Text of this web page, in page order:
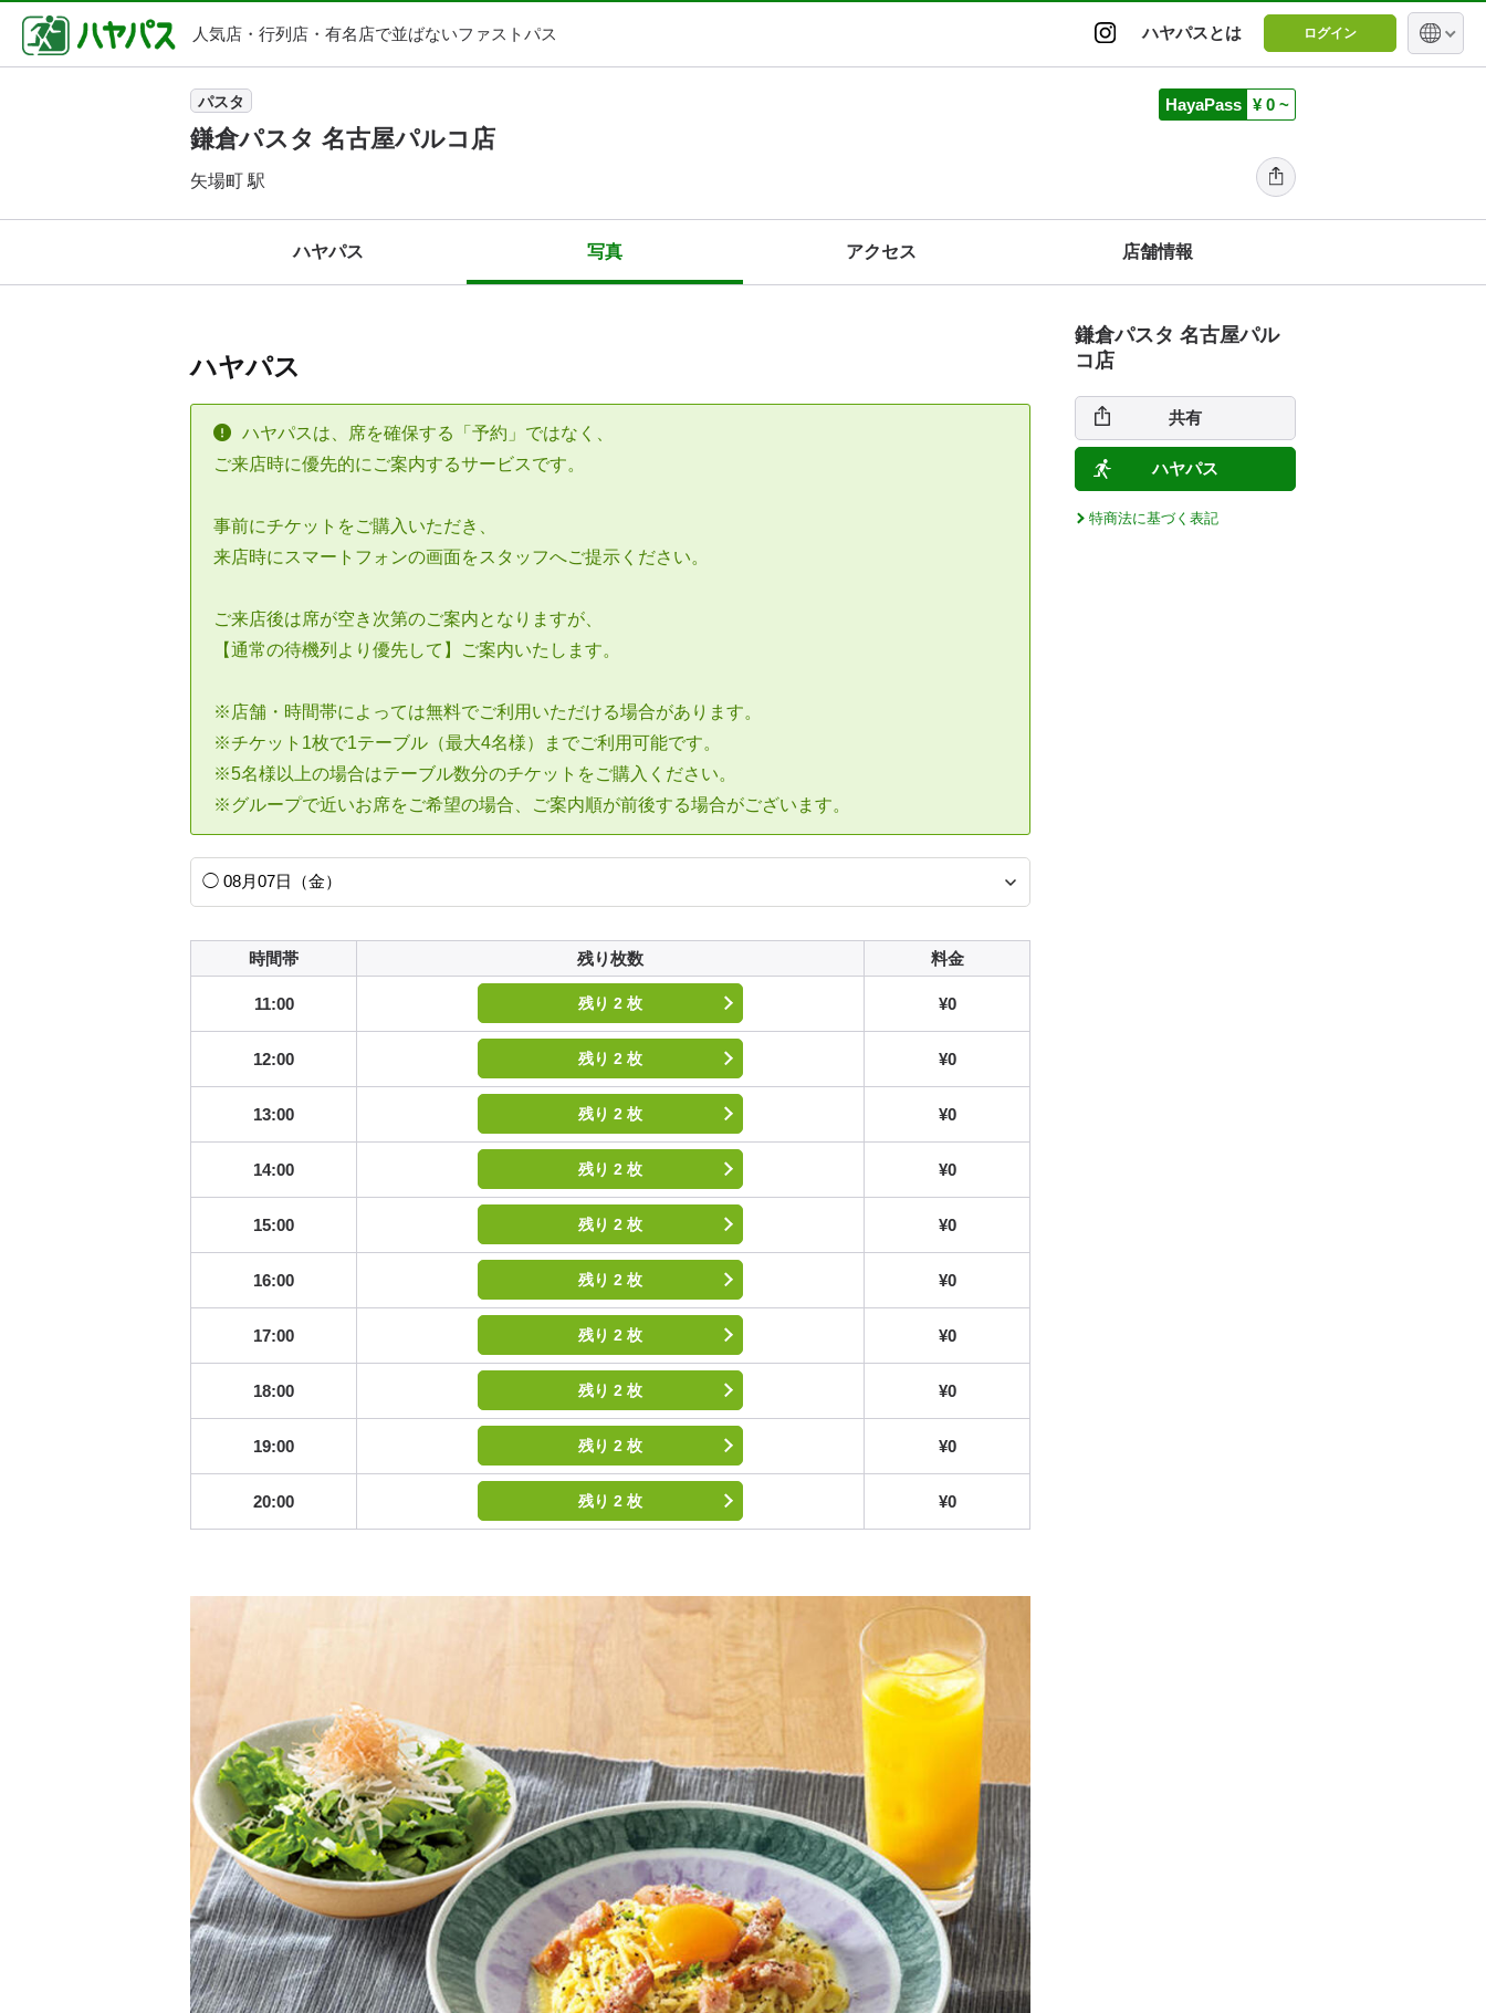
人気店・行列店・ 有名店で並ばないファストパス ハヤパスとは ログイン
パスタ
鎌倉パスタ 名古屋パルコ店
矢場町 駅
HayaPass ¥ 0 ~
ハヤパス 写真 アクセス 店舗情報
ハヤパス
ハヤパスは、席を確保する「予約」ではなく、
ご来店時に優先的にご案内するサービスです。
事前にチケットをご購入いただき、
来店時にスマートフォンの画面をスタッフへご提示ください。
ご来店後は席が空き次第のご案内となりますが、
【通常の待機列より優先して】ご案内いたします。
※店舗・時間帯によっては無料でご利用いただける場合があります。
※チケット1枚で1テーブル（最大4名様）までご利用可能です。
※5名様以上の場合はテーブル数分のチケットをご購入ください。
※グループで近いお席をご希望の場合、ご案内順が前後する場合がございます。
時間帯 残り枚数 料金
11:00 残り 2 枚 ¥0
12:00 残り 2 枚 ¥0
13:00 残り 2 枚 ¥0
14:00 残り 2 枚 ¥0
15:00 残り 2 枚 ¥0
16:00 残り 2 枚 ¥0
17:00 残り 2 枚 ¥0
18:00 残り 2 枚 ¥0
19:00 残り 2 枚 ¥0
20:00 残り 2 枚 ¥0
鎌倉パスタ 名古屋パル
コ店
共有
ハヤパス
特商法に基づく表記